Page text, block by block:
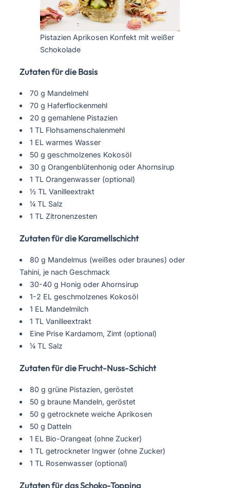
Pistazien Aprikosen Konfekt mit weißer
Schokolade
Zutaten für die Basis
70 g Mandelmehl
70 g Haferflockenmehl
20 g gemahlene Pistazien
1 TL Flohsamenschalenmehl
1 EL warmes Wasser
50 g geschmolzenes Kokosöl
30 g Orangenblütenhonig oder Ahornsirup
1 TL Orangenwasser (optional)
½ TL Vanilleextrakt
¼ TL Salz
1 TL Zitronenzesten
Zutaten für die Karamellschicht
80 g Mandelmus (weißes oder braunes) oder
Tahini, je nach Geschmack
30-40 g Honig oder Ahornsirup
1-2 EL geschmolzenes Kokosöl
1 EL Mandelmilch
1 TL Vanilleextrakt
Eine Prise Kardamom, Zimt (optional)
¼ TL Salz
Zutaten für die Frucht-Nuss-Schicht
80 g grüne Pistazien, geröstet
50 g braune Mandeln, geröstet
50 g getrocknete weiche Aprikosen
50 g Datteln
1 EL Bio-Orangeat (ohne Zucker)
1 TL getrockneter Ingwer (ohne Zucker)
1 TL Rosenwasser (optional)
Zutaten für das Schoko-Topping